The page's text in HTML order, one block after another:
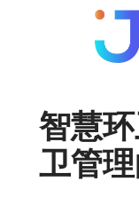
智慧
卫管